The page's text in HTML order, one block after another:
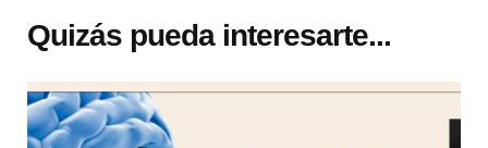
Quizás pueda interesarte...